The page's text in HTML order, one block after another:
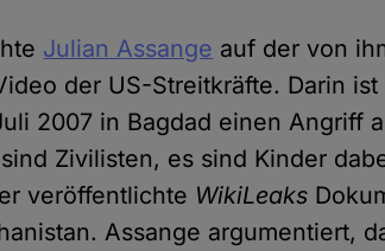
Julian Assange auf der von
der US-Streitkräfte. Darin
2007 in Bagdad einen Angriff
Zivilisten, es sind Kinder
veröffentlichte WikiLeaks
Assange argumentiert,